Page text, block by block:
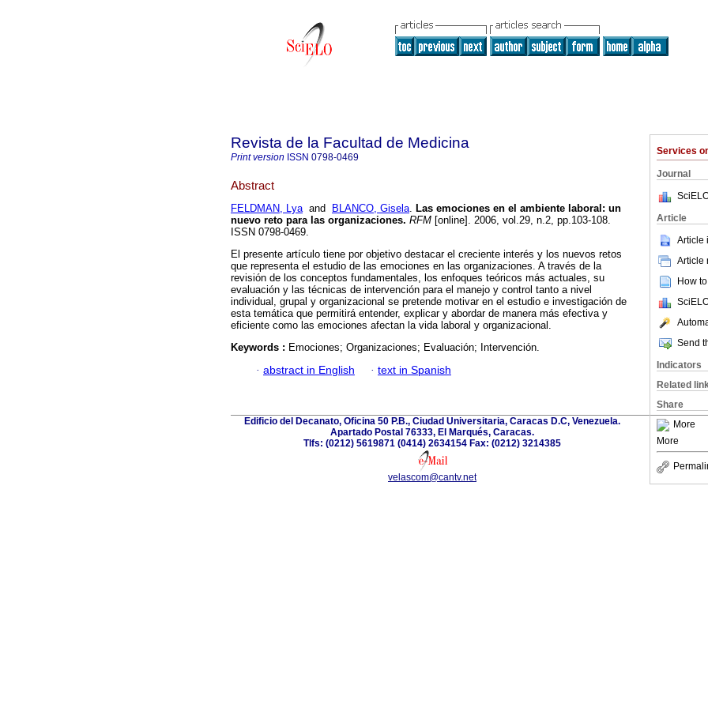
Services
Journal
Article
Article
Article
How
Send
Indicators
Related
Share
More
More
Revista de la Facultad de Medicina
Print version ISSN 0798-0469
Abstract
FELDMAN, Lyaand BLANCO, Gisela. Las emociones en el ambiente laboral : un
nuevo reto para las organizaciones. RFM [online]. 2006, vol.29, n.2, pp.103-108.
ISSN 0798-0469.
El presente artículo tiene por objetivo destacar el creciente interés y los nuevos retos
que representa el estudio de las emociones en las organizaciones. A través de la
revisión de los conceptos fundamentales, los enfoques teóricos más actuales, su
evaluación y las técnicas de intervención para el manejo y control tanto a nivel
individual, grupal y organizacional se pretende motivar en el estudio e investigación de
esta temática que permitirá entender, explicar y abordar de manera más efectiva y
eficiente como las emociones afectan la vida laboral y organizacional.
Keywords : Emociones; Organizaciones; Evaluación; Intervención.
· abstract in English · text in Spanish
Edificio del Decanato, Oficina 50 P.B., Ciudad Universitaria, Caracas D.C, Venezuela.
Apartado Postal 76333, El Marqués, Caracas.
Tlfs: (0212) 5619871 (0414) 2634154 Fax: (0212) 3214385
velascom@cantv.net